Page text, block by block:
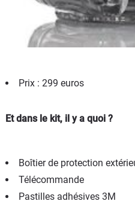
Prix : 299 euros
Et dans le kit, il y a quoi ?
Boîtier de protection
Télécommande
Pastilles adhésives 3M